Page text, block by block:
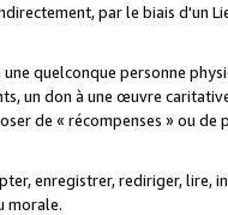
par le biais d'un
quelconque personne
un don à une œuvre
de « récompenses » ou
enregistrer, rediriger,
morale.